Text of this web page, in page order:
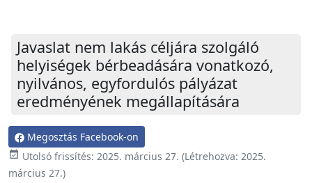
Javaslat nem lakás céljára szolgáló
helyiségek bérbeadására vonatkozó,
nyilvános, egyfordulós pályázat
eredményének megállapítására
Megosztás Facebook-on
event_available Utolsó frissítés: 2025. március 27. (Létrehozva: 2025.
március 27.)